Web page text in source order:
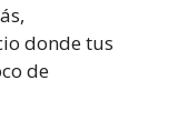
donde tus
de